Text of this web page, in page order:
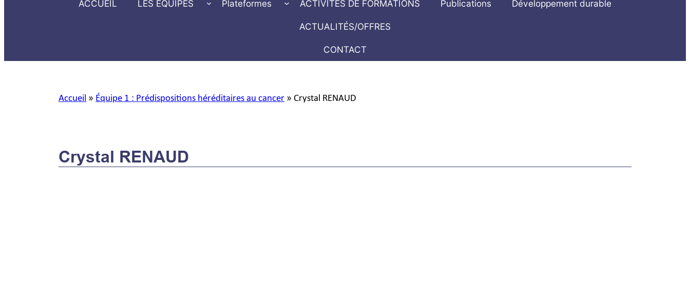
ACCUEIL LES ÉQUIPES Plateformes ACTIVITÉS DE FORMATIONS Publications Développement durable
ACTUALITÉS/OFFRES
CONTACT
Accueil » Équipe 1 : Prédispositions héréditaires au cancer » Crystal RENAUD
Crystal RENAUD